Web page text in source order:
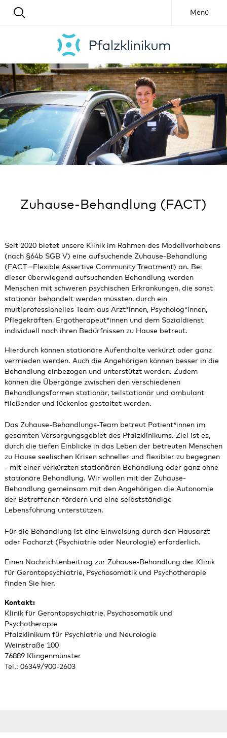
Menü
Zuhause-Behandlung (FACT)
Seit 2020 bietet unsere Klinik im Rahmen des Modellvorhabens
(nach §64b SGB V) eine aufsuchende Zuhause-Behandlung
(FACT =Flexible Assertive Community Treatment) an. Bei
dieser überwiegend aufsuchenden Behandlung werden
Menschen mit schweren psychischen Erkrankungen, die sonst
stationär behandelt werden müssten, durch ein
multiprofessionelles Team aus Ärzt*innen, Psycholog*innen,
Pflegekräften, Ergotherapeut*innen und dem Sozialdienst
individuell nach ihren Bedürfnissen zu Hause betreut.
Hierdurch können stationäre Aufenthalte verkürzt oder ganz
vermieden werden. Auch die Angehörigen können besser in die
Behandlung einbezogen und unterstützt werden. Zudem
können die Übergänge zwischen den verschiedenen
Behandlungsformen stationär, teilstationär und ambulant
fließender und lückenlos gestaltet werden.
Das Zuhause-Behandlungs-Team betreut Patient*innen im
gesamten Versorgungsgebiet des Pfalzklinikums. Ziel ist es,
durch die tiefen Einblicke in das Leben der betreuten Menschen
zu Hause seelischen Krisen schneller und flexibler zu begegnen
- mit einer verkürzten stationären Behandlung oder ganz ohne
stationäre Behandlung. Wir wollen mit der Zuhause-
Behandlung gemeinsam mit den Angehörigen die Autonomie
der Betroffenen fördern und eine selbstständige
Lebensführung unterstützen.
Für die Behandlung ist eine Einweisung durch den Hausarzt
oder Facharzt (Psychiatrie oder Neurologie) erforderlich.
Einen Nachrichtenbeitrag zur Zuhause-Behandlung der Klinik
für Gerontopsychiatrie, Psychosomatik und Psychotherapie
finden Sie hier.
Kontakt:
Klinik für Gerontopsychiatrie, Psychosomatik und
Psychotherapie
Pfalzklinikum für Psychiatrie und Neurologie
Weinstraße 100
76889 Klingenmünster
Tel.: 06349/900-2603